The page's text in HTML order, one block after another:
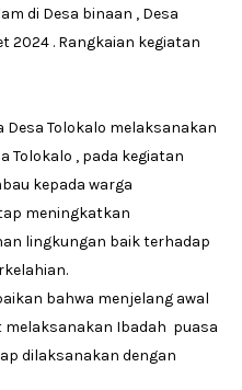
di Desa binaan , Desa
2024 . Rangkaian kegiatan
Desa Tolokalo melaksanakan
Tolokalo , pada kegiatan
kepada warga
meningkatkan
lingkungan baik terhadap
bahwa menjelang awal
melaksanakan Ibadah puasa
dilaksanakan dengan